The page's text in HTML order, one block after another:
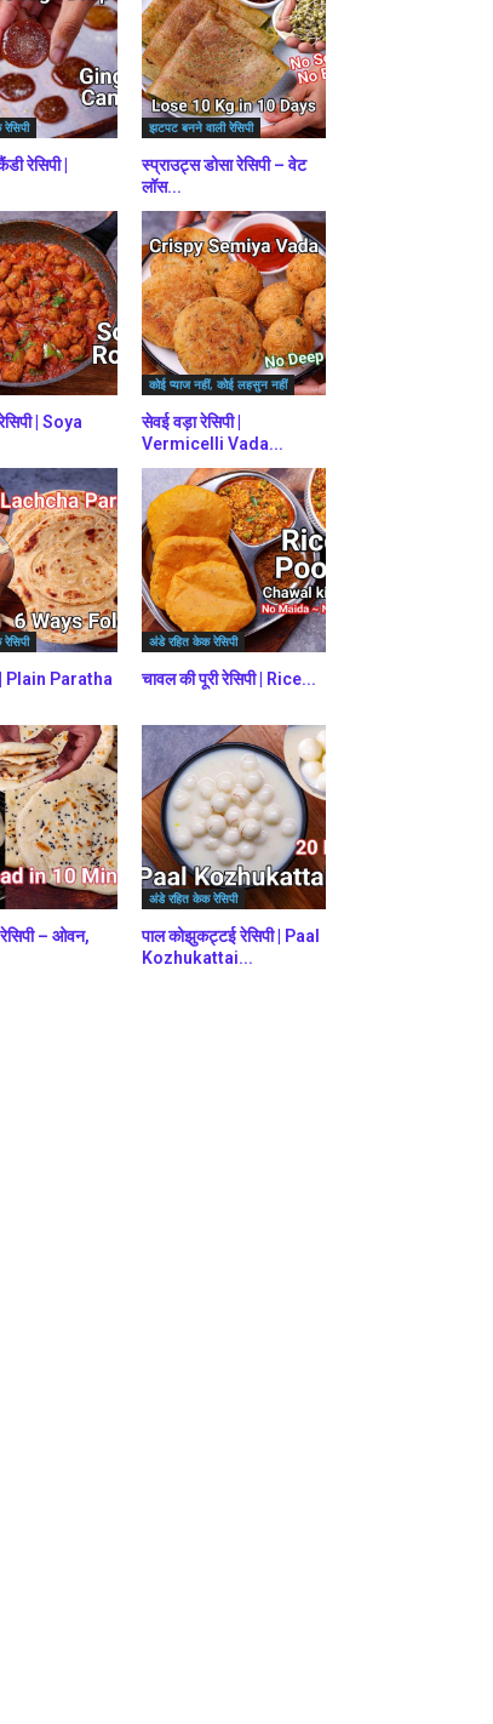
रेसिपी |
झटपट बनने वाली रेसिपी
स्प्राउट्स डोसा रेसिपी – वेट
लॉस...
| Soya
कोई प्याज नहीं, कोई लहसुन नहीं
सेवई वड़ा रेसिपी |
Vermicelli Vada...
| Plain Paratha
अंडे रहित केक रेसिपी
चावल की पूरी रेसिपी | Rice...
– ओवन,
अंडे रहित केक रेसिपी
पाल कोझुकट्टई रेसिपी | Paal
Kozhukattai...